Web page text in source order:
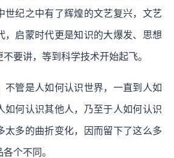
世纪之中有了辉煌的文艺复兴，文艺
，启蒙时代更是知识的大爆发、思想
要讲，等到科学技术开始起飞。
不管是人如何认识世界，一直到人如
如何认识其他人，乃至于人如何认识
太多的曲折变化，因而留下了这么多
个不同。